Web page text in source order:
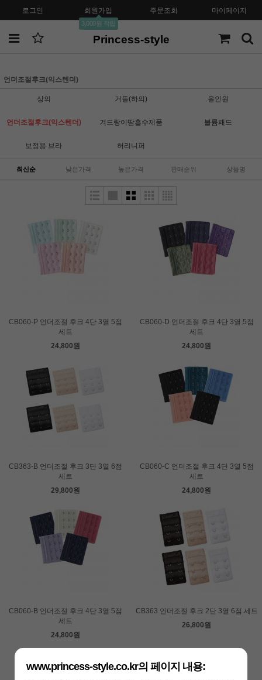
로그인 회원가입
3,000원 적립
주문조회 마이페이지
Princess-style
언더조절후크(익스텐더)
상의 거들(하의) 올인원
언더조절후크(익스텐더) 겨드랑이땀흡수제품 볼륨패드
보정용 브라 허리니퍼
최신순 낮은가격 높은가격 판매순위 상품명
CB060-P 언더조절 후크 4단 3열 5점
세트
24,800원
CB060-D 언더조절 후크 4단 3열 5점
세트
24,800원
CB363-B 언더조절 후크 3단 3열 6점
세트
29,800원
CB060-C 언더조절 후크 4단 3열 5점
세트
24,800원
CB060-B 언더조절 후크 4단 3열 5점
세트
24,800원
CB363 언더조절 후크 2단 3열 6점 세트
26,800원
www.princess-style.co.kr의 페이지 내용: